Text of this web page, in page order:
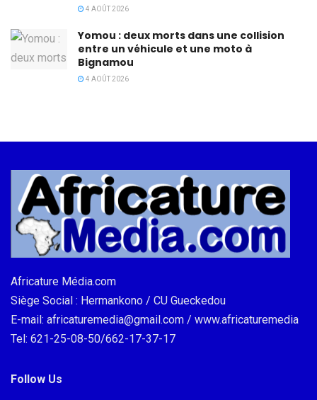
4 AOÛT 2026
Yomou : deux morts dans une collision
entre un véhicule et une moto à
Bignamou
4 AOÛT 2026
Africature Média.com
Siège Social : Hermankono / CU Gueckedou
E-mail: africaturemedia@gmail.com / www.africaturemedia
Tel: 621-25-08-50/662-17-37-17
Follow Us